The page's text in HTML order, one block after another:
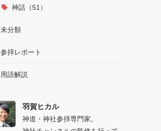
神話（51）
未分類
参拝レポート
用語解説
羽賀ヒカル
神道・神社参拝専門家。